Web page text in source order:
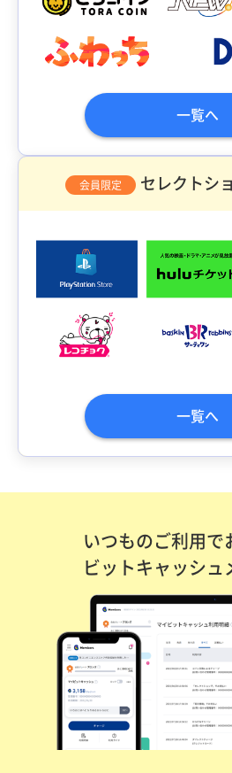
一覧へ
会員限定 セレクトシ
一覧へ
いつものご利用で
ビットキャッシュ